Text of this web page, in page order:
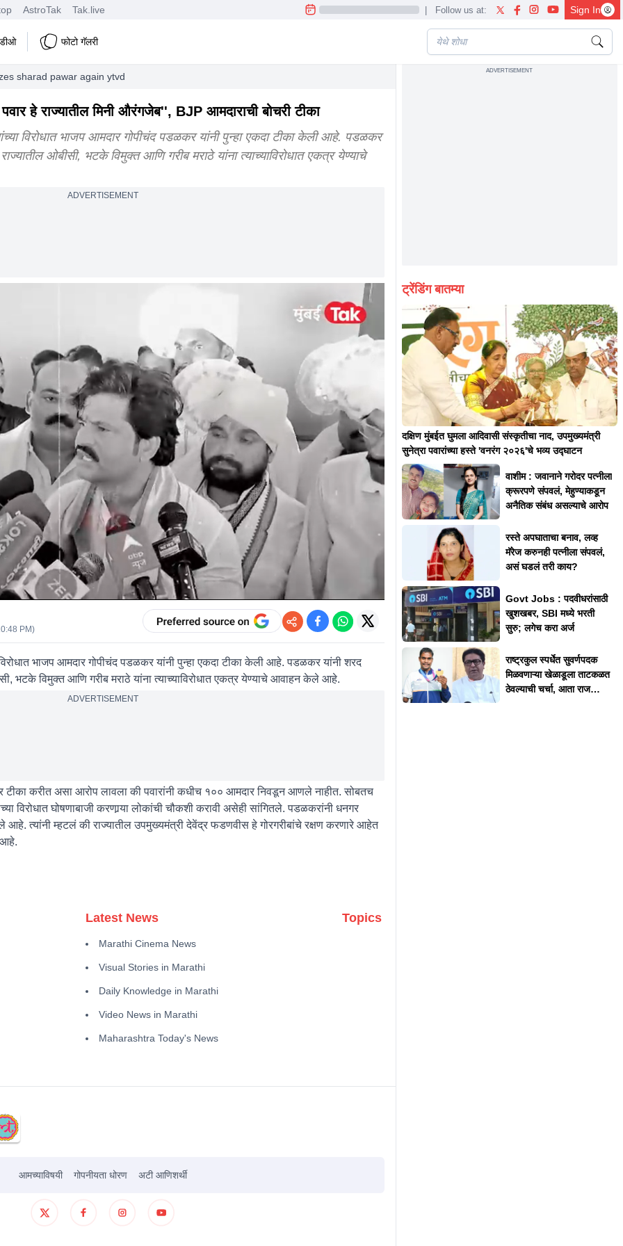
AstroTak Tak.live | Follow us at: Sign In
फोटो गॅलरी
sharad pawar again ytvd
हे राज्यातील मिनी औरंगजेब'', BJP आमदाराची बोचरी टीका
विरोधात भाजप आमदार गोपीचंद पडळकर यांनी पुन्हा एकदा टीका केली आहे. पडळकर
ओबीसी, भटके विमुक्त आणि गरीब मराठे यांना त्याच्याविरोधात एकत्र येण्याचे
ADVERTISEMENT
PM)
भाजप आमदार गोपीचंद पडळकर यांनी पुन्हा एकदा टीका केली आहे. पडळकर यांनी शरद
भटके विमुक्त आणि गरीब मराठे यांना त्याच्याविरोधात एकत्र येण्याचे आवाहन केले आहे.
ADVERTISEMENT
टीका करीत असा आरोप लावला की पवारांनी कधीच १०० आमदार निवडून आणले नाहीत. सोबतच
विरोधात घोषणाबाजी करणार्‍या लोकांची चौकशी करावी असेही सांगितले. पडळकरांनी धनगर
आहे. त्यांनी म्हटलं की राज्यातील उपमुख्यमंत्री देवेंद्र फडणवीस हे गोरगरीबांचे रक्षण करणारे आहेत
आहे.
Latest News
Marathi Cinema News
Visual Stories in Marathi
Daily Knowledge in Marathi
Video News in Marathi
Maharashtra Today's News
Topics
आमच्याविषयी गोपनीयता धोरण अटी आणिशर्थी
ADVERTISEMENT
ट्रेंडिंग बातम्या
दक्षिण मुंबईत घुमला आदिवासी संस्कृतीचा नाद, उपमुख्यमंत्री
सुनेत्रा पवारांच्या हस्ते 'वनरंग २०२६'चे भव्य उद्घाटन
वाशीम : जवानाने गरोदर पत्नीला
क्रूरपणे संपवलं, मेहुण्याकडून
अनैतिक संबंध असल्याचे आरोप
रस्ते अपघाताचा बनाव, लव्ह
मॅरेज करुनही पत्नीला संपवलं,
असं घडलं तरी काय?
Govt Jobs : पदवीधरांसाठी
खुशखबर, SBI मध्ये भरती
सुरु; लगेच करा अर्ज
राष्ट्रकुल स्पर्धेत सुवर्णपदक
मिळवणाऱ्या खेळाडूला ताटकळत
ठेवल्याची चर्चा, आता राज